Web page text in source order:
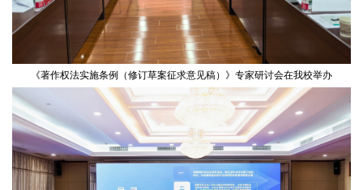
《著作权法实施条例（修订草案征求意见稿）》专家研讨会在我校举办